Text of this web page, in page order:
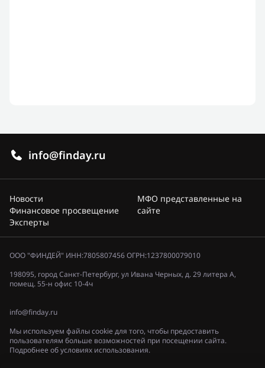
info@finday.ru
Новости
Финансовое просвещение
Эксперты
МФО представленные на
сайте
ООО "ФИНДЕЙ" ИНН:7805807456 ОГРН:1237800079010
198095, город Санкт-Петербург, ул Ивана Черных, д. 29 литера А,
помещ. 55-н офис 10-4ч
info@finday.ru
Мы используем файлы cookie для того, чтобы предоставить
пользователям больше возможностей при посещении сайта.
Подробнее об условиях использования.